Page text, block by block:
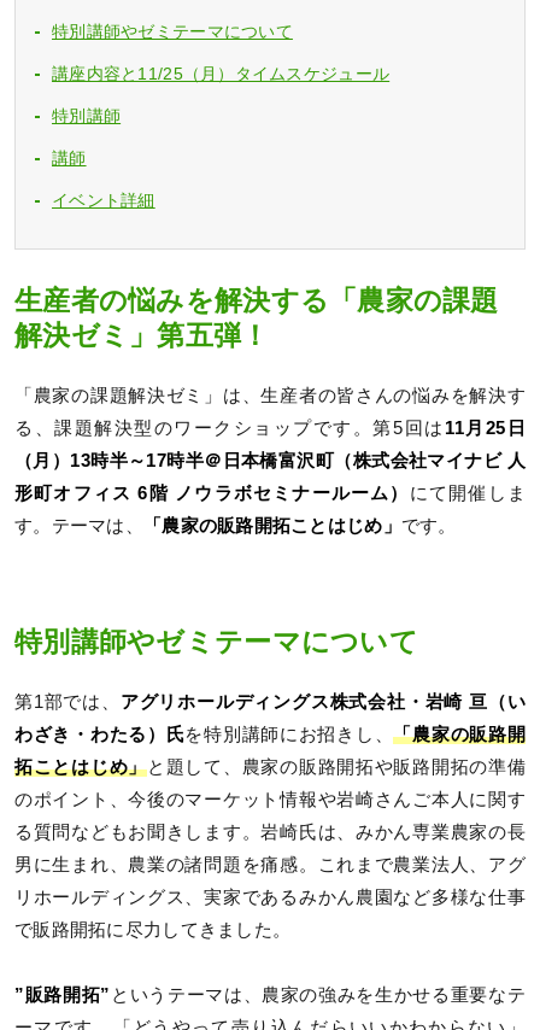
特別講師やゼミテーマについて
講座内容と11/25（月）タイムスケジュール
特別講師
講師
イベント詳細
生産者の悩みを解決する「農家の課題
解決ゼミ」第五弾！
「農家の課題解決ゼミ」は、生産者の皆さんの悩みを解決す
る、課題解決型のワークショップです。第5回は 11月25日
（月）13時半～17時半＠日本橋富沢町（株式会社マイナビ 人
形町オフィス 6階 ノウラボセミナールーム） にて開催しま
す。テーマは、
「農家の販路開拓ことはじめ」 です。
特別講師やゼミテーマについて
第1部では、 アグリホールディングス株式会社・岩崎 亘（い
わざき・わたる）氏を特別講師にお招きし、「農家の販路開
拓ことはじめ」と題して、農家の販路開拓や販路開拓の準備
のポイント、今後のマーケット情報や岩崎さんご本人に関す
る質問などもお聞きします。岩崎氏は、みかん専業農家の長
男に生まれ、農業の諸問題を痛感。これまで農業法人、アグ
リホールディングス、実家であるみかん農園など多様な仕事
で販路開拓に尽力してきました。
”販路開拓” というテーマは、農家の強みを生かせる重要なテ